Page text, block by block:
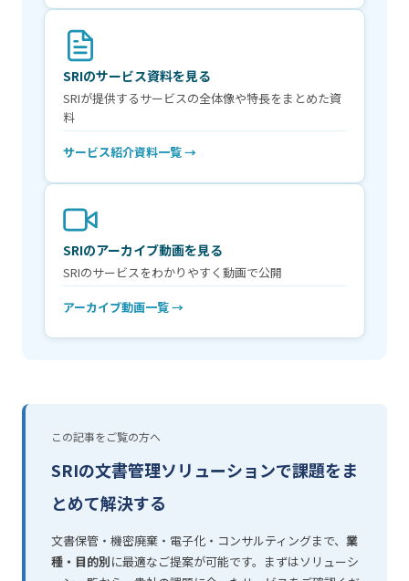
SRIのサービス資料を見る
SRIが提供するサービスの全体像や特長をまとめた資
料
サービス紹介資料一覧 →
SRIのアーカイブ動画を見る
SRIのサービスをわかりやすく動画で公開
アーカイブ動画一覧 →
この記事をご覧の方へ
SRIの文書管理ソリューションで課題をま
とめて解決する
文書保管・機密廃棄・電子化・コンサルティングまで、 業
種・目的別に最適なご提案が可能です。まずはソリューシ